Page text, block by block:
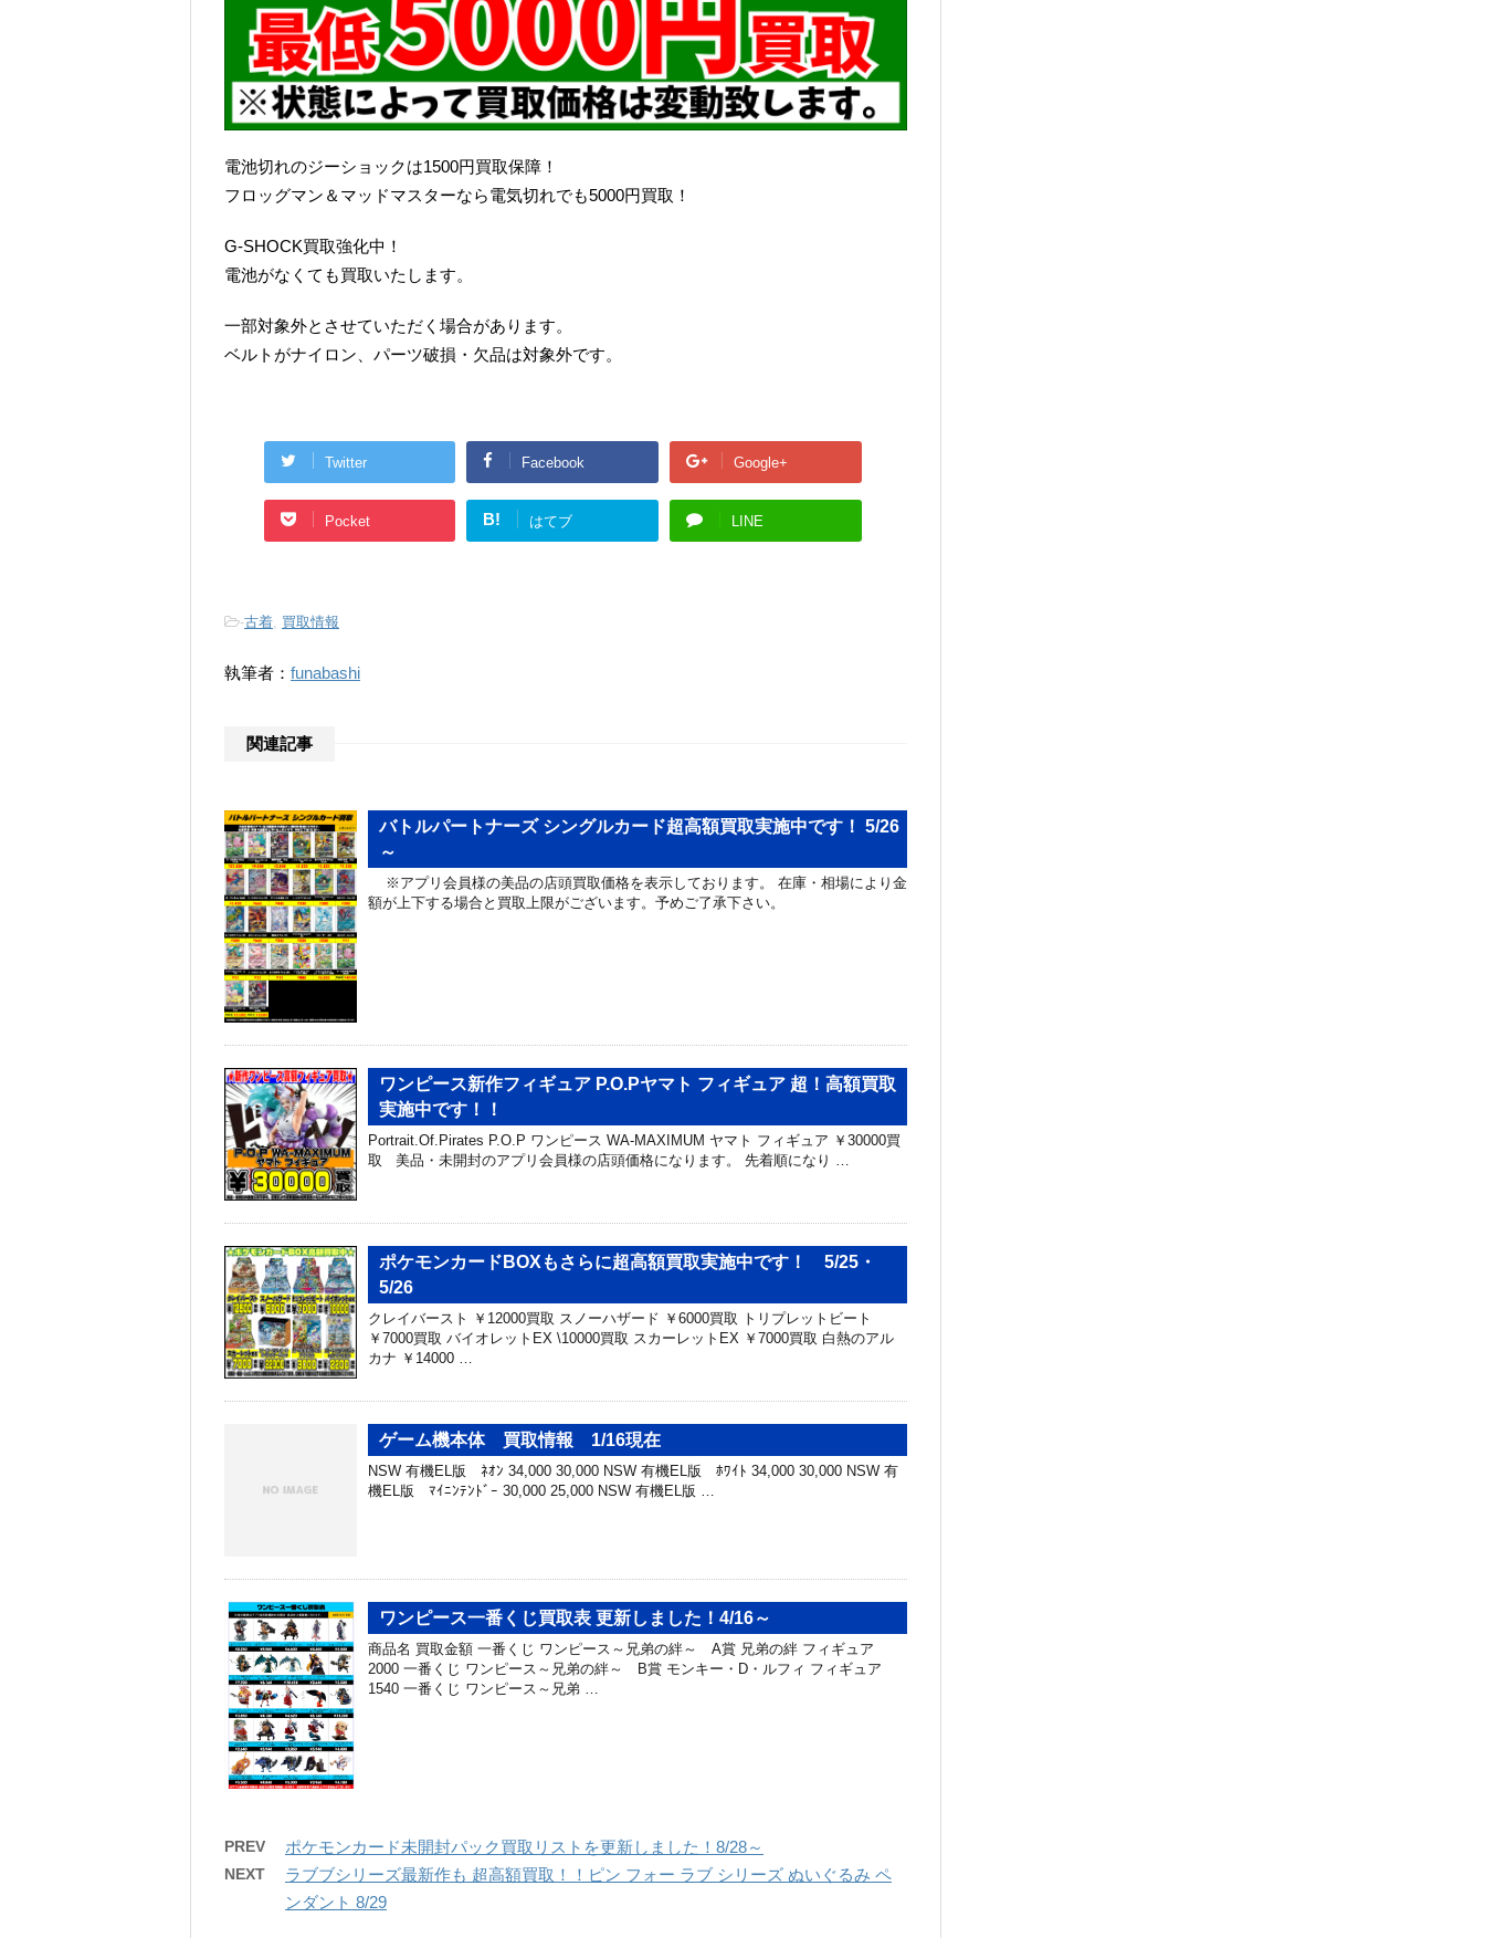
電池切れのジーショックは1500円買取保障！
フロッグマン＆マッドマスターなら電気切れでも5000円買取！
G-SHOCK買取強化中！
電池がなくても買取いたします。
一部対象外とさせていただく場合があります。
ベルトがナイロン、パーツ破損・欠品は対象外です。
Twitter Facebook Google+
Pocket B! はてブ LINE
-古着, 買取情報
執筆者： funabashi
関連記事
バトルパートナーズ シングルカード超高額買取実施中です！ 5/26
～
※アプリ会員様の美品の店頭買取価格を表示しております。 在庫・相場により金
額が上下する場合と買取上限がございます。予めご了承下さい。
ワンピース新作フィギュア P.O.Pヤマト フィギュア 超！高額買取
実施中です！！
Portrait.Of.Pirates P.O.P ワンピース WA-MAXIMUM ヤマト フィギュア ￥30000買
取 美品・未開封のアプリ会員様の店頭価格になります。 先着順になり …
ポケモンカードBOXもさらに超高額買取実施中です！ 5/25・
5/26
クレイバースト ￥12000買取 スノーハザード ￥6000買取 トリプレットビート
￥7000買取 バイオレットEX \10000買取 スカーレットEX ￥7000買取 白熱のアル
カナ ￥14000 …
ゲーム機本体 買取情報 1/16現在
NSW 有機EL版 ﾈｵﾝ 34,000 30,000 NSW 有機EL版 ﾎﾜｲﾄ 34,000 30,000 NSW 有
機EL版 ﾏｲﾆﾝﾃﾝﾄﾞｰ 30,000 25,000 NSW 有機EL版 …
ワンピース一番くじ買取表 更新しました！4/16～
商品名 買取金額 一番くじ ワンピース～兄弟の絆～ A賞 兄弟の絆 フィギュア
2000 一番くじ ワンピース～兄弟の絆～ B賞 モンキー・D・ルフィ フィギュア
1540 一番くじ ワンピース～兄弟 …
PREV ポケモンカード未開封パック買取リストを更新しました！8/28～
NEXT
ラブブシリーズ最新作も 超高額買取！！ピン フォー ラブ シリーズ ぬいぐるみ ペ
ンダント 8/29